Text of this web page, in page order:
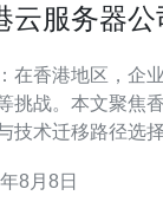
云服务器
在香港地区，企
挑战。本文聚焦
技术迁移路径选
常包含评估、方
8月8日